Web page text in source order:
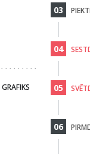
03
04
05
06